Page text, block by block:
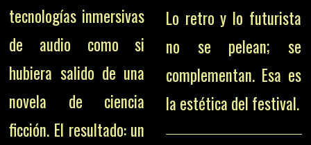
tecnologías inmersivas
de audio como si
hubiera salido de una
novela de ciencia
ficción. El resultado: un
Lo retro y lo futurista
no se pelean; se
complementan. Esa es
la estética del festival.